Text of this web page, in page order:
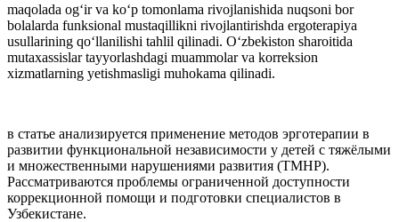
maqolada og‘ir va ko‘p tomonlama rivojlanishida nuqsoni bor
bolalarda funksional mustaqillikni rivojlantirishda ergoterapiya
usullarining qo‘llanilishi tahlil qilinadi. O‘zbekiston sharoitida
mutaxassislar tayyorlashdagi muammolar va korreksion
xizmatlarning yetishmasligi muhokama qilinadi.
в статье анализируется применение методов эрготерапии в
развитии функциональной независимости у детей с тяжёлыми
и множественными нарушениями развития (ТМНР).
Рассматриваются проблемы ограниченной доступности
коррекционной помощи и подготовки специалистов в
Узбекистане.